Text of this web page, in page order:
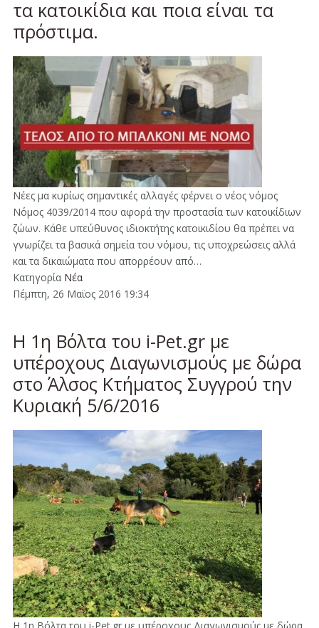
τα κατοικίδια και ποια είναι τα
πρόστιμα.
Νέες μα κυρίως σημαντικές αλλαγές φέρνει ο νέος νόμος
Νόμος 4039/2014 που αφορά την προστασία των κατοικίδιων
ζώων. Κάθε υπεύθυνος ιδιοκτήτης κατοικιδίου θα πρέπει να
γνωρίζει τα βασικά σημεία του νόμου, τις υποχρεώσεις αλλά
και τα δικαιώματα που απορρέουν από…
Κατηγορία Νέα
Πέμπτη, 26 Μαϊος 2016 19:34
Η 1η Βόλτα του i-Pet.gr με
υπέροχους Διαγωνισμούς με δώρα
στο Άλσος Κτήματος Συγγρού την
Κυριακή 5/6/2016